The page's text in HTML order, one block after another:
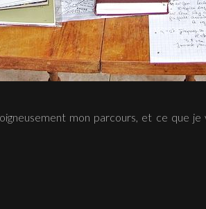
mon parcours, et ce que